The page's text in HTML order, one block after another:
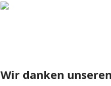
Wir danken